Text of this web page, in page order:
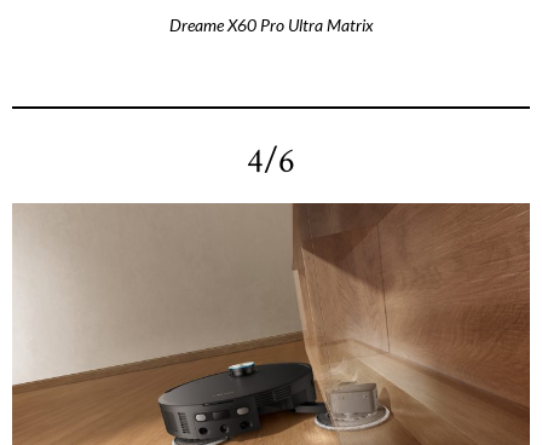
Dreame X60 Pro Ultra Matrix
4/6